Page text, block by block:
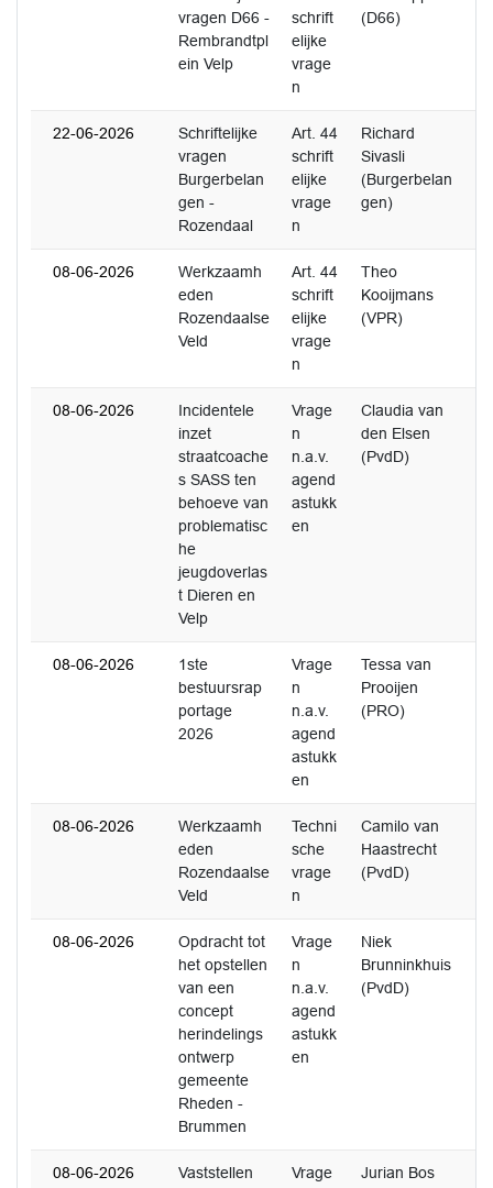
vragen D66 -
Rembrandtpl
ein Velp
schrift
elijke
vrage
n
(D66)
22-06-2026
Schriftelijke
vragen
Burgerbelan
gen -
Rozendaal
Art. 44
schrift
elijke
vrage
n
Richard
Sivasli
(Burgerbelan
gen)
08-06-2026
Werkzaamh
eden
Rozendaalse
Veld
Art. 44
schrift
elijke
vrage
n
Theo
Kooijmans
(VPR)
08-06-2026
Incidentele
inzet
straatcoache
s SASS ten
behoeve van
problematisc
he
jeugdoverlas
t Dieren en
Velp
Vrage
n
n.a.v.
agend
astukk
en
Claudia van
den Elsen
(PvdD)
08-06-2026
1ste
bestuursrap
portage
2026
Vrage
n
n.a.v.
agend
astukk
en
Tessa van
Prooijen
(PRO)
08-06-2026
Werkzaamh
eden
Rozendaalse
Veld
Techni
sche
vrage
n
Camilo van
Haastrecht
(PvdD)
08-06-2026
Opdracht tot
het opstellen
van een
concept
herindelings
ontwerp
gemeente
Rheden -
Brummen
Vrage
n
n.a.v.
agend
astukk
en
Niek
Brunninkhuis
(PvdD)
08-06-2026
Vaststellen
Vrage
Jurian Bos